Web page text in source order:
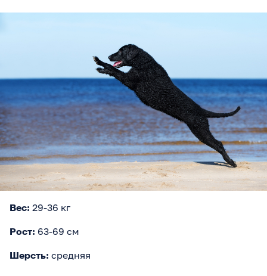
Вес: 29-36 кг
Рост: 63-69 см
Шерсть: средняя